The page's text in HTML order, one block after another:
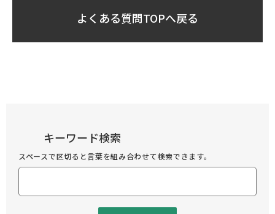
よくある質問TOPへ戻る
キーワード検索
スペースで区切ると言葉を組み合わせて検索できます。